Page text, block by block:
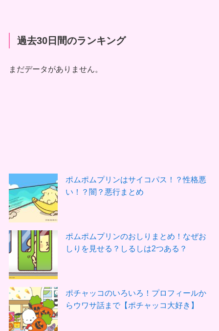
過去30日間のランキング
まだデータがありません。
ポムポムプリンはサイコパス！？性格悪
い！？闇？悪行まとめ
ポムポムプリンのおしりまとめ！なぜお
しりを見せる？しるしは2つある？
ポチャッコのいろいろ！プロフィールか
らウワサ話まで【ポチャッコ大好き】